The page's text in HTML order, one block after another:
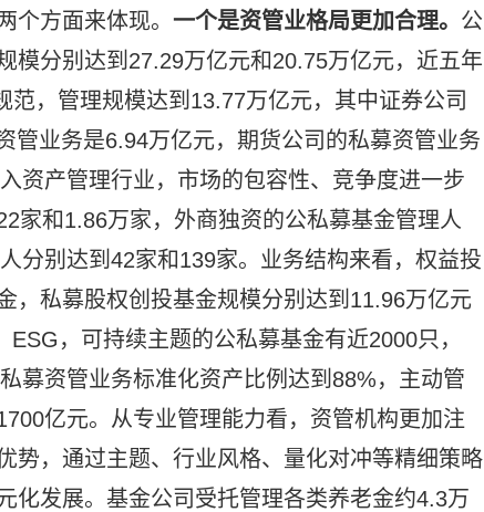
个方面来体现。 一个是资管业格局更加合理。 公
模分别达到27.29万亿元和20.75万亿元，近五年
，管理规模达到13.77万亿元，其中证券公司
管业务是6.94万亿元，期货公司的私募资管业务
资产管理行业，市场的包容性、竞争度进一步
家和1.86万家，外商独资的公私募基金管理人
分别达到42家和139家。业务结构来看，权益投
，私募股权创投基金规模分别达到11.96万亿元
，可持续主题的公私募基金有近2000只，
募资管业务标准化资产比例达到88%，主动管
亿元。从专业管理能力看，资管机构更加注
势，通过主题、行业风格、量化对冲等精细策略
化发展。基金公司受托管理各类养老金约4.3万